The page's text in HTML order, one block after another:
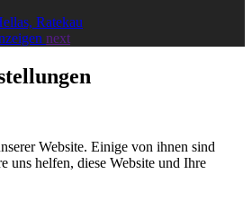
Ratekau
next
Website. Einige von ihnen sind
uns helfen, diese Website und Ihre